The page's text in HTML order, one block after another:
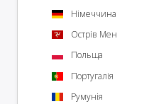
Німеччина
Острів Мен
Польща
Португалія
Румунія